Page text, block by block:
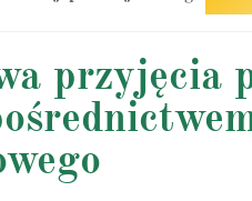
przyjęcia